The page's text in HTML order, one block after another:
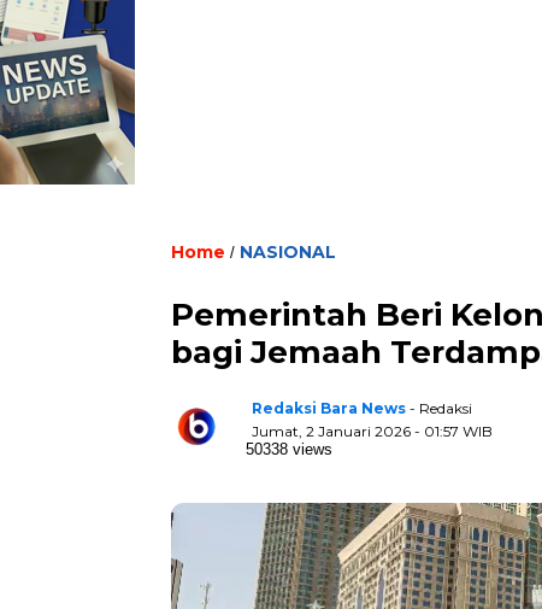
Home / NASIONAL
Pemerintah Beri
bagi Jemaah
Redaksi Bara News - Redaksi
Jumat, 2 Januari 2026 - 01:57 WIB
50338 views